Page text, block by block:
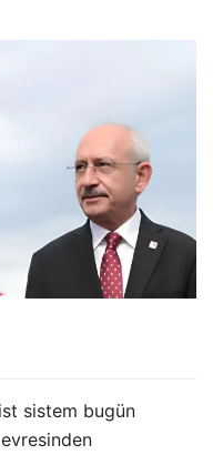
sistem bugün